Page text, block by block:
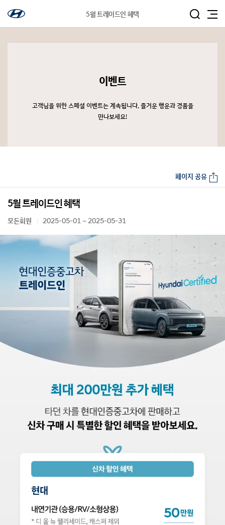
5월 트레이드인 혜택
이벤트
고객님을 위한 스페셜 이벤트는 계속됩니다. 즐거운 행운과 경품을
만나보세요!
5월 트레이드인 혜택
모든회원 2025-05-01 ~ 2025-05-31
페이지 공유